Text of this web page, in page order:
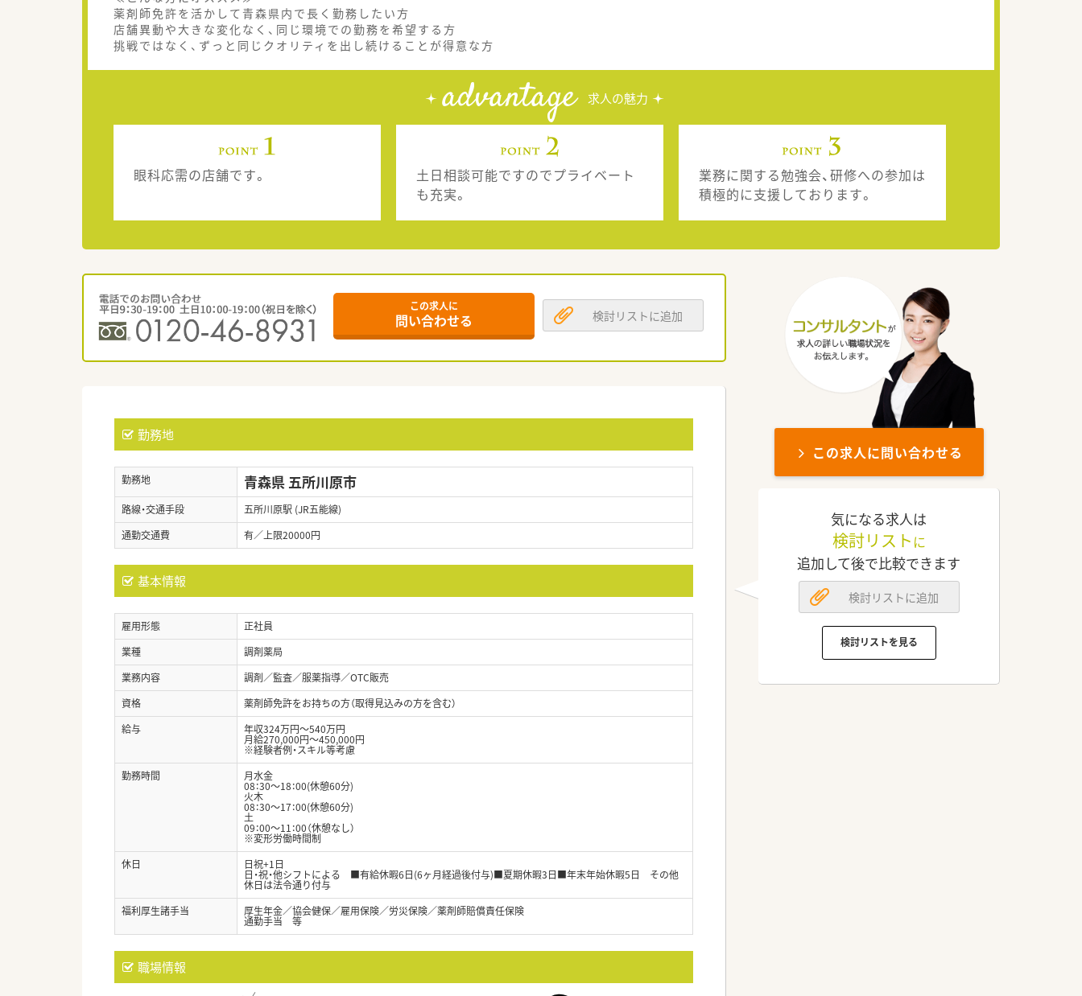
薬剤師免許を活かして青森県内で長く勤務したい方
店舗異動や大きな変化なく、同じ環境での勤務を希望する方
挑戦ではなく、ずっと同じクオリティを出し続けることが得意な方
advantage 求人の魅力
眼科応需の店舗です。
土日相談可能ですのでプライベート
も充実。
業務に関する勉強会、研修への参加は
積極的に支援しております。
この求人に
問い合わせる 検討リストに追加
勤務地
勤務地 青森県 五所川原市
路線・交通手段
五所川原駅 (JR五能線)
通勤交通費
有／上限20000円
基本情報
雇用形態
正社員
業種
調剤薬局
業務内容
調剤／監査／服薬指導／OTC販売
資格
薬剤師免許をお持ちの方（取得見込みの方を含む）
給与
年収324万円～540万円
月給270,000円～450,000円
※経験者例・スキル等考慮
勤務時間
月水金
08：30～18：00(休憩60分)
火木
08：30～17：00(休憩60分)
土
09：00～11：00（休憩なし）
※変形労働時間制
休日
日祝+1日
日・祝・他シフトによる ■有給休暇6日(6ヶ月経過後付与)■夏期休暇3日■年末年始休暇5日 その他
休日は法令通り付与
福利厚生諸手当
厚生年金／協会健保／雇用保険／労災保険／薬剤師賠償責任保険
通勤手当 等
職場情報
この求人に問い合わせる
気になる求人は
検討リスト に
追加して後で比較できます
検討リストに追加
検討リストを見る